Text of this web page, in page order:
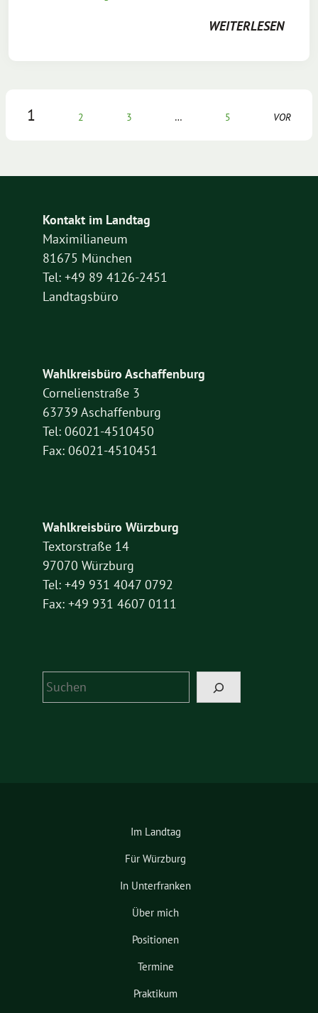
WEITERLESEN
1 2 3 … 5 VOR
Kontakt im Landtag
Maximilianeum
81675 München
Tel: +49 89 4126-2451
Landtagsbüro
Wahlkreisbüro Aschaffenburg
Cornelienstraße 3
63739 Aschaffenburg
Tel: 06021-4510450
Fax: 06021-4510451
Wahlkreisbüro Würzburg
Textorstraße 14
97070 Würzburg
Tel: +49 931 4047 0792
Fax: +49 931 4607 0111
Suchen
Im Landtag
Für Würzburg
In Unterfranken
Über mich
Positionen
Termine
Praktikum